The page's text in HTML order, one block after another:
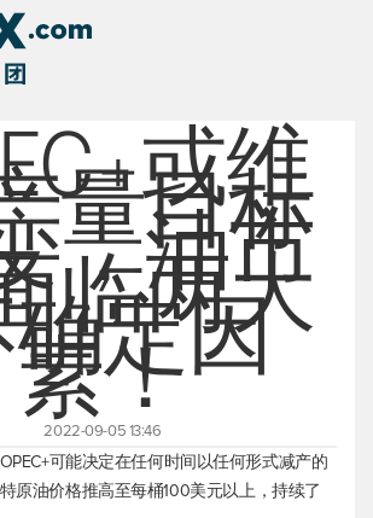
或维
量目标
，油市
临两大
定因
素！
2022-09-05 13:46
可能决定在任何时间以任何形式减产的
原油价格推高至每桶100美元以上，持续了